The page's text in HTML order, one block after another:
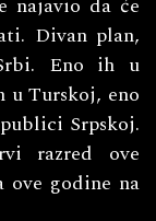
najavio da će
Divan plan,
Eno ih u
Turskoj, eno
Srpskoj.
razred ove
ove godine na